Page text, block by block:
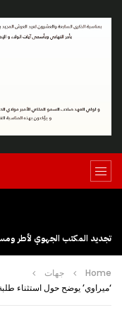
Home
جهات
‘ميراوي’ يوضح حول استثناء